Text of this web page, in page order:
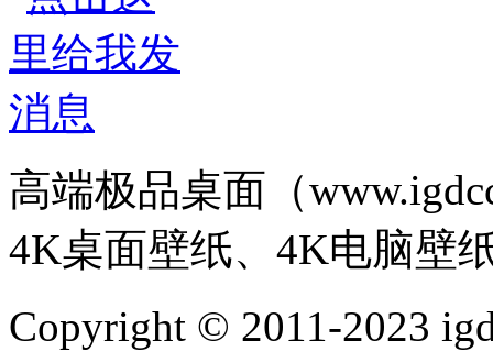
高端极品桌面（
4K桌面壁纸、4K电脑壁
Copyright © 2011-2023